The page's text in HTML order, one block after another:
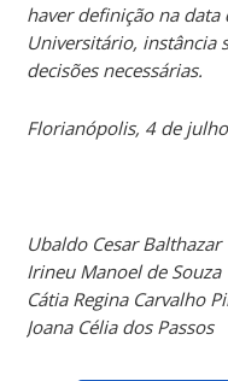
haver definição na data
Universitário, instância
decisões necessárias.
Florianópolis, 4 de
Ubaldo Cesar Balthazar
Irineu Manoel de Souza
Cátia Regina Carvalho
Joana Célia dos Passos